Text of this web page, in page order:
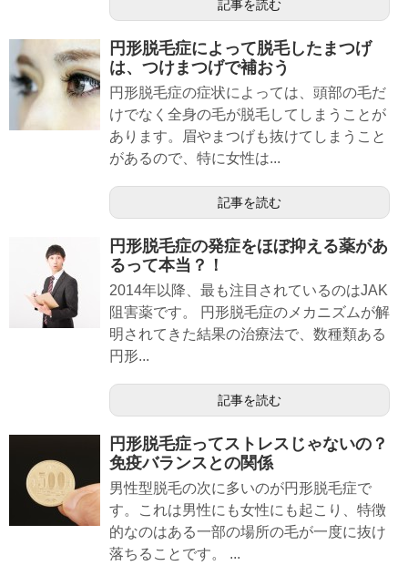
記事を読む
円形脱毛症によって脱毛したまつげ
は、つけまつげで補おう
円形脱毛症の症状によっては、頭部の毛だ
けでなく全身の毛が脱毛してしまうことが
あります。眉やまつげも抜けてしまうこと
があるので、特に女性は...
記事を読む
円形脱毛症の発症をほぼ抑える薬があ
るって本当？！
2014年以降、最も注目されているのはJAK
阻害薬です。 円形脱毛症のメカニズムが解
明されてきた結果の治療法で、数種類ある
円形...
記事を読む
円形脱毛症ってストレスじゃないの？
免疫バランスとの関係
男性型脱毛の次に多いのが円形脱毛症で
す。これは男性にも女性にも起こり、特徴
的なのはある一部の場所の毛が一度に抜け
落ちることです。 ...